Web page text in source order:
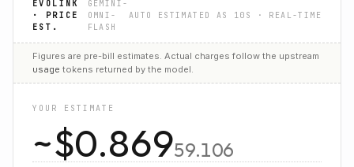
EVOLINK
· PRICE
EST.
GEMINI-
OMNI-
FLASH
AUTO ESTIMATED AS 10S · REAL-TIME
Figures are pre-bill estimates. Actual charges follow the upstream
usage tokens returned by the model.
YOUR ESTIMATE
~$0.86959.106